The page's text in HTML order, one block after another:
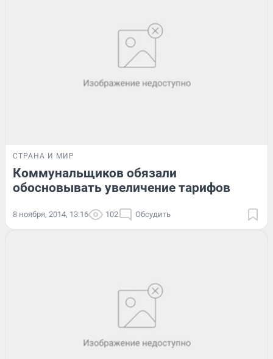
СТРАНА И МИР
Коммунальщиков обязали
обосновывать увеличение тарифов
8 ноября, 2014, 13:16 102 Обсудить